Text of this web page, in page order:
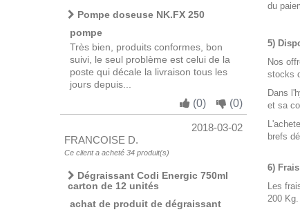
Pompe doseuse NK.FX 250
pompe
Très bien, produits conformes, bon
suivi, le seul problème est celui de la
poste qui décale la livraison tous les
jours depuis...
(0) (0)
2018-03-02
FRANCOISE D.
Ce client a acheté 34 produit(s)
Dégraissant Codi Energic 750ml
carton de 12 unités
achat de produit de dégraissant
du
5)
Nos
stocks
Dans
et sa
brefs
6)
Les
200